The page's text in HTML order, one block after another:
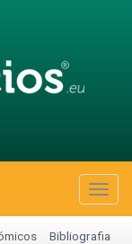
Bibliografia